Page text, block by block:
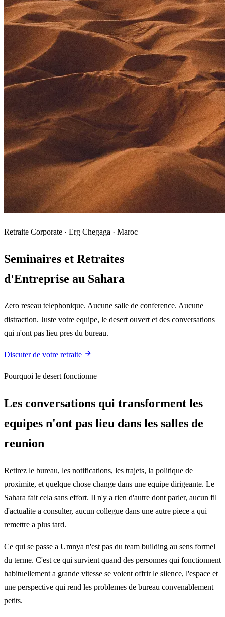
Retraite Corporate · Erg Chegaga · Maroc
Seminaires et Retraites
d'Entreprise au Sahara
Zero reseau telephonique. Aucune salle de conference. Aucune
distraction. Juste votre equipe, le desert ouvert et des conversations
qui n'ont pas lieu pres du bureau.
Discuter de votre retraite
Pourquoi le desert fonctionne
Les conversations qui transforment les
equipes n'ont pas lieu dans les salles de
reunion
Retirez le bureau, les notifications, les trajets, la politique de
proximite, et quelque chose change dans une equipe dirigeante. Le
Sahara fait cela sans effort. Il n'y a rien d'autre dont parler, aucun fil
d'actualite a consulter, aucun collegue dans une autre piece a qui
remettre a plus tard.
Ce qui se passe a Umnya n'est pas du team building au sens formel
du terme. C'est ce qui survient quand des personnes qui fonctionnent
habituellement a grande vitesse se voient offrir le silence, l'espace et
une perspective qui rend les problemes de bureau convenablement
petits.